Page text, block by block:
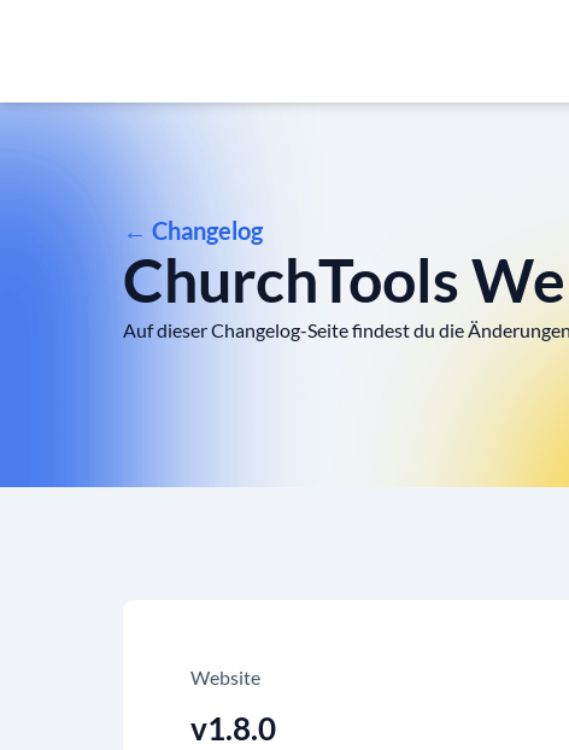
← Changelog
ChurchTools
Auf dieser Changelog-Seite findest du die
Website
v1.8.0